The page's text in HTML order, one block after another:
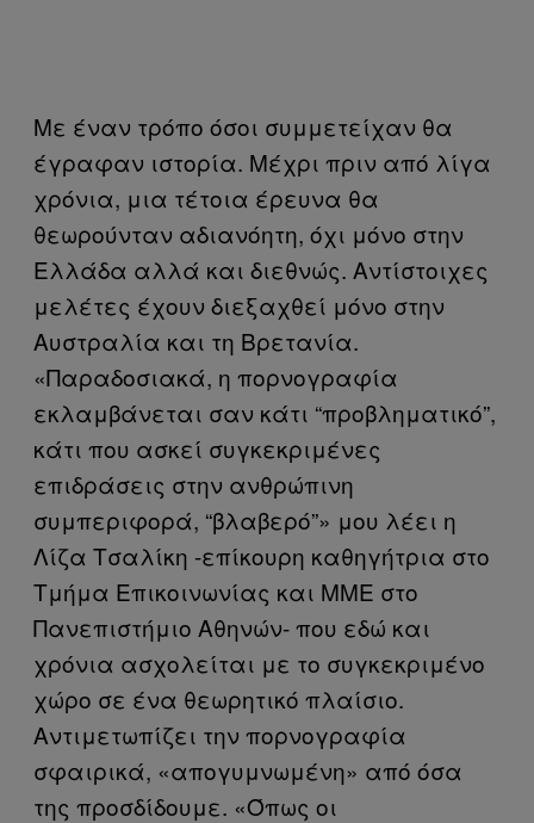
Με έναν τρόπο όσοι συμμετείχαν θα
έγραφαν ιστορία. Μέχρι πριν από λίγα
χρόνια, μια τέτοια έρευνα θα
θεωρούνταν αδιανόητη, όχι μόνο στην
Ελλάδα αλλά και διεθνώς. Αντίστοιχες
μελέτες έχουν διεξαχθεί μόνο στην
Αυστραλία και τη Βρετανία.
«Παραδοσιακά, η πορνογραφία
εκλαμβάνεται σαν κάτι “προβληματικό”,
κάτι που ασκεί συγκεκριμένες
επιδράσεις στην ανθρώπινη
συμπεριφορά, “βλαβερό”» μου λέει η
Λίζα Τσαλίκη -επίκουρη καθηγήτρια στο
Τμήμα Επικοινωνίας και ΜΜΕ στο
Πανεπιστήμιο Αθηνών- που εδώ και
χρόνια ασχολείται με το συγκεκριμένο
χώρο σε ένα θεωρητικό πλαίσιο.
Αντιμετωπίζει την πορνογραφία
σφαιρικά, «απογυμνωμένη» από όσα
της προσδίδουμε. «Όπως οι